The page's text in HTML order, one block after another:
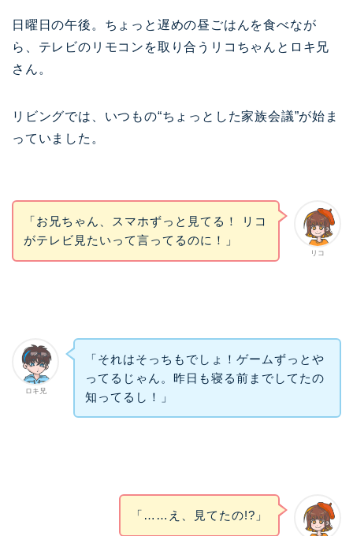
日曜日の午後。ちょっと遅めの昼ごはんを食べなが
ら、テレビのリモコンを取り合うリコちゃんとロキ兄
さん。
リビングでは、いつもの“ちょっとした家族会議”が始ま
っていました。
リコ
「お兄ちゃん、スマホずっと見てる！ リコ
がテレビ見たいって言ってるのに！」
ロキ兄
「それはそっちもでしょ！ゲームずっとや
ってるじゃん。昨日も寝る前までしてたの
知ってるし！」
「……え、見てたの!?」